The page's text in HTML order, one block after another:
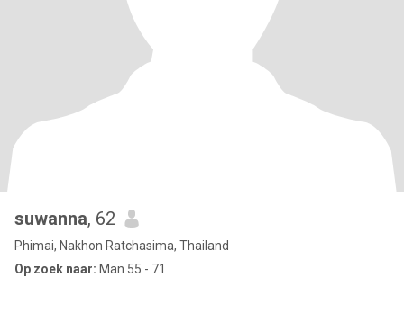
suwanna, 62
Phimai, Nakhon Ratchasima, Thailand
Op zoek naar: Man 55 - 71